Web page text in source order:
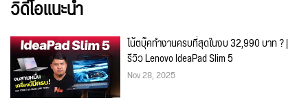
วิดีโอแนะนำ
โน้ตบุ๊คทำงานครบที่สุดในงบ 32,990 บาท ? |
รีวิว Lenovo IdeaPad Slim 5
Nov 28, 2025